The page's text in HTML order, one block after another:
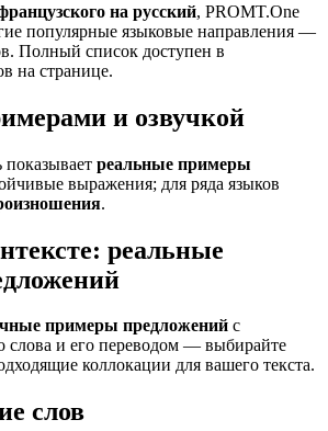
на русский, PROMT.One
популярные языковые направления —
Полный список доступен в
на странице.
и озвучкой
реальные примеры
выражения; для ряда языков
.
реальные
примеры предложений с
слова и его переводом — выбирайте
коллокации для вашего текста.
слов